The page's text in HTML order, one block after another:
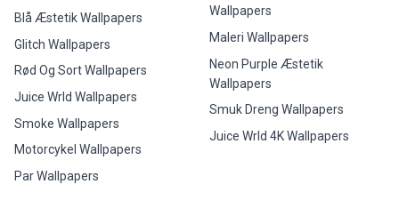
Blå Æstetik Wallpapers
Glitch Wallpapers
Rød Og Sort Wallpapers
Juice Wrld Wallpapers
Smoke Wallpapers
Motorcykel Wallpapers
Par Wallpapers
Wallpapers
Maleri Wallpapers
Neon Purple Æstetik
Wallpapers
Smuk Dreng Wallpapers
Juice Wrld 4K Wallpapers